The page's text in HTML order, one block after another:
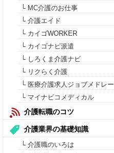
└ MC介護のお仕事
└ 介護エイド
└ カイゴWORKER
└ カイゴナビ派遣
└ しろくま介護ナビ
└ リクらく介護
└ 医療介護求人ジョブメドレー
└ マイナビコメディカル
介護転職のコツ
介護業界の基礎知識
└ 介護職のいろは